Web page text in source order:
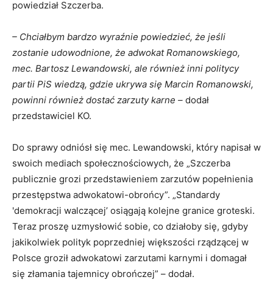
powiedział Szczerba.
– Chciałbym bardzo wyraźnie powiedzieć, że jeśli
zostanie udowodnione, że adwokat Romanowskiego,
mec. Bartosz Lewandowski, ale również inni politycy
partii PiS wiedzą, gdzie ukrywa się Marcin Romanowski,
powinni również dostać zarzuty karne – dodał
przedstawiciel KO.
Do sprawy odniósł się mec. Lewandowski, który napisał w
swoich mediach społecznościowych, że „Szczerba
publicznie grozi przedstawieniem zarzutów popełnienia
przestępstwa adwokatowi-obrońcy”. „Standardy
'demokracji walczącej’ osiągają kolejne granice groteski.
Teraz proszę uzmysłowić sobie, co działoby się, gdyby
jakikolwiek polityk poprzedniej większości rządzącej w
Polsce groził adwokatowi zarzutami karnymi i domagał
się złamania tajemnicy obrończej” – dodał.